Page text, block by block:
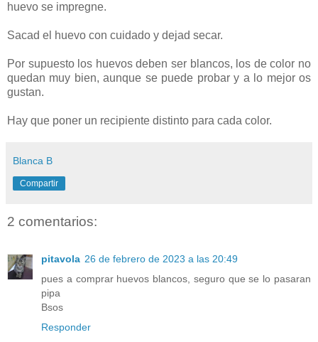
huevo se impregne.
Sacad el huevo con cuidado y dejad secar.
Por supuesto los huevos deben ser blancos, los de color no
quedan muy bien, aunque se puede probar y a lo mejor os
gustan.
Hay que poner un recipiente distinto para cada color.
Blanca B
Compartir
2 comentarios:
pitavola 26 de febrero de 2023 a las 20:49
pues a comprar huevos blancos, seguro que se lo pasaran
pipa
Bsos
Responder